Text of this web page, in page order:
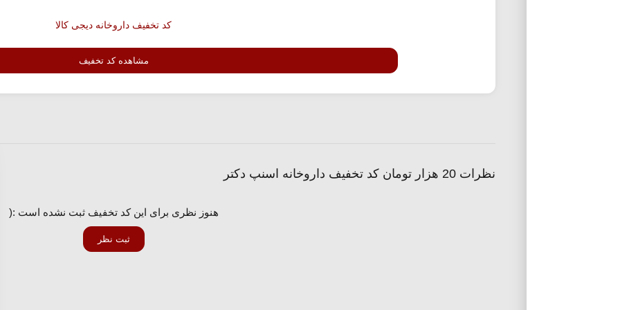
کد تخفیف داروخانه دیجی کالا
مشاهده کد تخفیف
نظرات 20 هزار تومان کد تخفیف داروخانه اسنپ دکتر
هنوز نظری برای این کد تخفیف ثبت نشده است :(
ثبت نظر